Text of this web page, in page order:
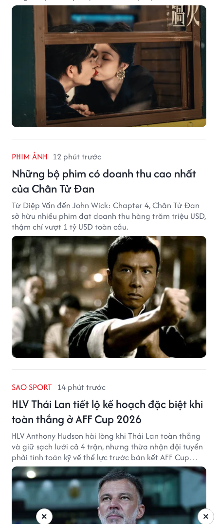
hiện tượng ở khía cạnh thương mại.
PHIM ẢNH 12 phút trước
Những bộ phim có doanh thu cao nhất
của Chân Tử Đan
Từ Diệp Vấn đến John Wick: Chapter 4, Chân Tử Đan
sở hữu nhiều phim đạt doanh thu hàng trăm triệu USD,
thậm chí vượt 1 tỷ USD toàn cầu.
SAO SPORT 14 phút trước
HLV Thái Lan tiết lộ kế hoạch đặc biệt khi
toàn thắng ở AFF Cup 2026
HLV Anthony Hudson hài lòng khi Thái Lan toàn thắng
và giữ sạch lưới cả 4 trận, nhưng thừa nhận đội tuyển
phải tính toán kỹ về thể lực trước bán kết AFF Cup
2026.
×
×